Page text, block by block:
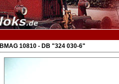
BMAG 10810 - DB "324 030-6"